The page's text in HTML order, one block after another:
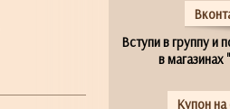
Вступи в группу и
в
Купон на